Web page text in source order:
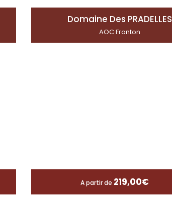
Domaine Des PRADELLES
AOC Fronton
A partir de 219,00€